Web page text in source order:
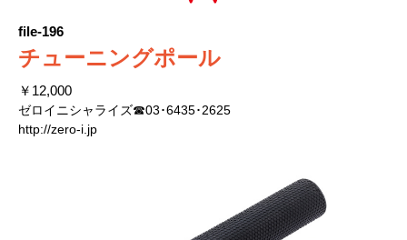
file-196
チューニングポール
￥12,000
ゼロイニシャライズ☎03･6435･2625
http://zero-i.jp